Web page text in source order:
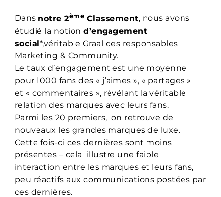
Dans notre 2ème Classement, nous avons
étudié la notiond’engagement
social*,véritable Graal des responsables
Marketing & Community.
Le taux d’engagement est une moyenne
pour 1000 fans des « j’aimes », « partages »
et « commentaires », révélant la véritable
relation des marques avec leurs fans.
Parmi les 20 premiers, on retrouve de
nouveaux les grandes marques de luxe.
Cette fois-ci ces dernières sont moins
présentes – cela illustre une faible
interaction entre les marques et leurs fans,
peu réactifs aux communications postées par
ces dernières.